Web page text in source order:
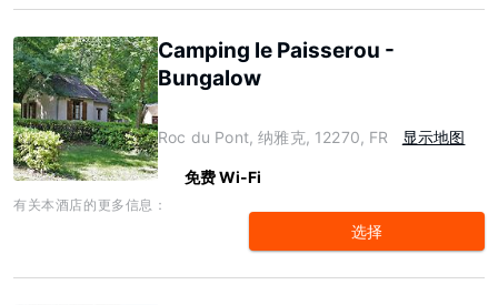
Camping le Paisserou -
Bungalow
Roc du Pont, 纳雅克, 12270, FR 显示地图
免费 Wi-Fi
有关本酒店的更多信息：
选择